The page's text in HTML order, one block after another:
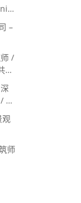
–
/
关
室
观
师